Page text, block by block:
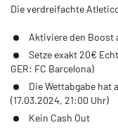
Die verdreifachte
Aktiviere den Boost
Setze exakt 20€
GER: FC Barcelona)
Die Wettabgabe hat
(17.03.2024, 21:00 Uhr)
Kein Cash Out